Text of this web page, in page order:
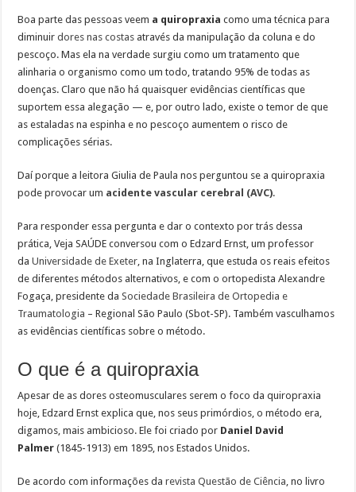
Boa parte das pessoas veem a quiropraxia como uma técnica para
diminuirdores nas costas através da manipulação da coluna e do
pescoço. Mas ela na verdade surgiu como um tratamento que
alinharia o organismo como um todo, tratando 95% de todas as
doenças. Claro que não há quaisquer evidências científicas que
suportem essa alegação — e, por outro lado, existe o temor de que
as estaladas na espinha e no pescoço aumentem o risco de
complicações sérias.
Daí porque a leitora Giulia de Paula nos perguntou se a quiropraxia
pode provocar um acidente vascular cerebral (AVC).
Para responder essa pergunta e dar o contexto por trás dessa
prática, Veja SAÚDE conversou com o Edzard Ernst, um professor
daUniversidade de Exeter, na Inglaterra, que estuda os reais efeitos
de diferentes métodos alternativos, e com o ortopedista Alexandre
Fogaça, presidente daSociedade Brasileira de Ortopedia e
Traumatologia – Regional São Paulo (Sbot-SP). Também vasculhamos
as evidências científicas sobre o método.
O que é a quiropraxia
Apesar de as dores osteomusculares serem o foco da quiropraxia
hoje, Edzard Ernst explica que, nos seus primórdios, o método era,
digamos, mais ambicioso. Ele foi criado por Daniel David
Palmer (1845-1913) em 1895, nos Estados Unidos.
De acordo com informações darevista Questão de Ciência, no livro